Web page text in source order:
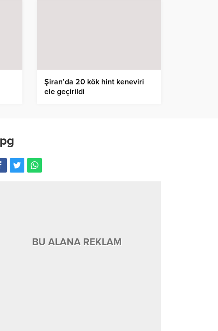
Şiran’da 20 kök hint keneviri
ele geçirildi
BU ALANA REKLAM